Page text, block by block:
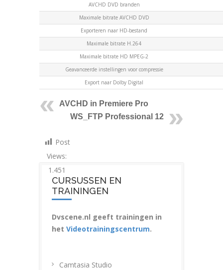
AVCHD DVD branden
Maximale bitrate AVCHD DVD
Exporteren naar HD-bestand
Maximale bitrate H.264
Maximale bitrate HD MPEG-2
Geavanceerde instellingen voor compressie
Export naar Dolby Digital
AVCHD in Premiere Pro
WS_FTP Professional 12
Post
Views:
1.451
CURSUSSEN EN
TRAININGEN
Dvscene.nl geeft trainingen in
het Videotrainingscentrum.
Camtasia Studio